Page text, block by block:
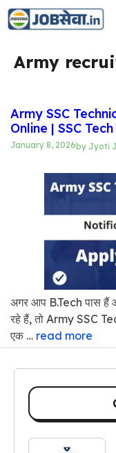
Skip
Army
Army SSC
Online | SSC
January 8, 2026 by Jyoti
अगर आप B.Tech पास हैं
रहे हैं, तो Army SSC
एक … read more